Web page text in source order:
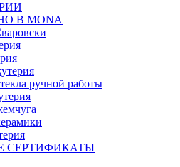
В MONA
ручной работы
СЕРТИФИКАТЫ